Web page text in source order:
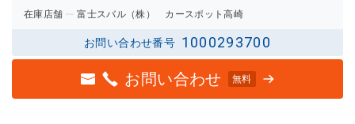
在庫店舗 富士スバル（株） カースポット高崎
お問い合わせ番号 1000293700
お問い合わせ 無料